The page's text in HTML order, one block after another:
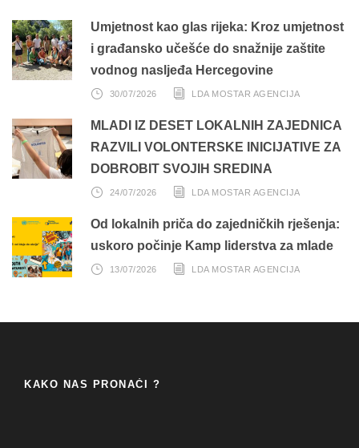
Umjetnost kao glas rijeka: Kroz umjetnost
i građansko učešće do snažnije zaštite
vodnog nasljeđa Hercegovine
30/07/2026 LDA MOSTAR AGENCIJA
MLADI IZ DESET LOKALNIH ZAJEDNICA
RAZVILI VOLONTERSKE INICIJATIVE ZA
DOBROBIT SVOJIH SREDINA
24/07/2026 LDA MOSTAR AGENCIJA
Od lokalnih priča do zajedničkih rješenja:
uskoro počinje Kamp liderstva za mlade
13/07/2026 LDA MOSTAR AGENCIJA
KAKO NAS PRONAĆI ?